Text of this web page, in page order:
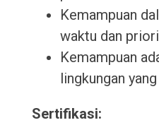
Kemampuan
waktu dan
Kemampuan
lingkungan
Sertifikasi: